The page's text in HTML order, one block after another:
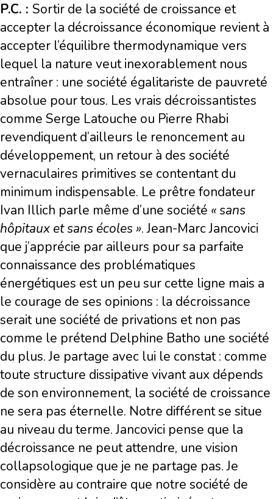
P.C. : Sortir de la société de croissance et
accepter la décroissance économique revient à
accepter l’équilibre thermodynamique vers
lequel la nature veut inexorablement nous
entraîner : une société égalitariste de pauvreté
absolue pour tous. Les vrais décroissantistes
comme Serge Latouche ou Pierre Rhabi
revendiquent d’ailleurs le renoncement au
développement, un retour à des société
vernaculaires primitives se contentant du
minimum indispensable. Le prêtre fondateur
Ivan Illich parle même d’une société « sans
hôpitaux et sans écoles ». Jean-Marc Jancovici
que j’apprécie par ailleurs pour sa parfaite
connaissance des problématiques
énergétiques est un peu sur cette ligne mais a
le courage de ses opinions : la décroissance
serait une société de privations et non pas
comme le prétend Delphine Batho une société
du plus. Je partage avec lui le constat : comme
toute structure dissipative vivant aux dépends
de son environnement, la société de croissance
ne sera pas éternelle. Notre différent se situe
au niveau du terme. Jancovici pense que la
décroissance ne peut attendre, une vision
collapsologique que je ne partage pas. Je
considère au contraire que notre société de